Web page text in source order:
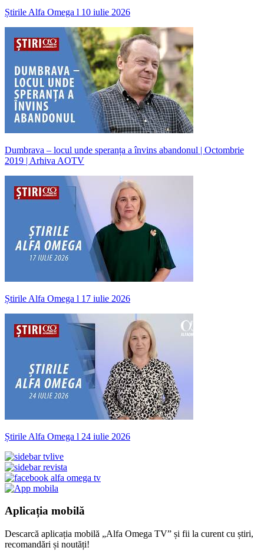
Știrile Alfa Omega l 10 iulie 2026
Dumbrava – locul unde speranța a învins abandonul | Octombrie
2019 | Arhiva AOTV
Știrile Alfa Omega l 17 iulie 2026
Știrile Alfa Omega l 24 iulie 2026
Aplicația mobilă
Descarcă aplicația mobilă „Alfa Omega TV” și fii la curent cu știri,
recomandări și noutăți!